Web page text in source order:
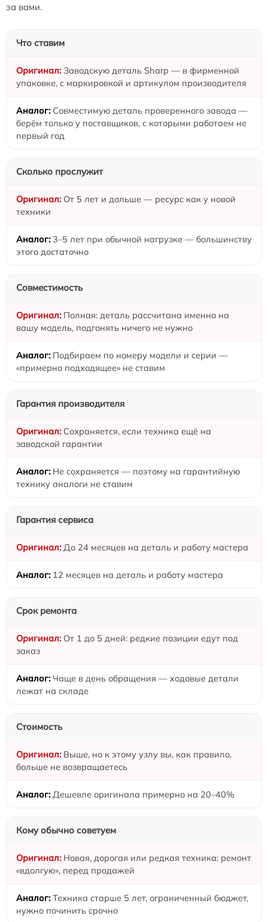
за вами.
Что ставим
Заводскую деталь Sharp — в фирменной
упаковке, с маркировкой и артикулом производителя
Совместимую деталь проверенного завода —
берём только у поставщиков, с которыми работаем не
первый год
Сколько прослужит
От 5 лет и дольше — ресурс как у новой
техники
3–5 лет при обычной нагрузке — большинству
этого достаточно
Совместимость
Полная: деталь рассчитана именно на
вашу модель, подгонять ничего не нужно
Подбираем по номеру модели и серии —
«примерно подходящее» не ставим
Гарантия производителя
Сохраняется, если техника ещё на
заводской гарантии
Не сохраняется — поэтому на гарантийную
технику аналоги не ставим
Гарантия сервиса
До 24 месяцев на деталь и работу мастера
12 месяцев на деталь и работу мастера
Срок ремонта
От 1 до 5 дней: редкие позиции едут под
заказ
Чаще в день обращения — ходовые детали
лежат на складе
Стоимость
Выше, но к этому узлу вы, как правило,
больше не возвращаетесь
Дешевле оригинала примерно на 20–40%
Кому обычно советуем
Новая, дорогая или редкая техника; ремонт
«вдолгую», перед продажей
Техника старше 5 лет, ограниченный бюджет,
нужно починить срочно